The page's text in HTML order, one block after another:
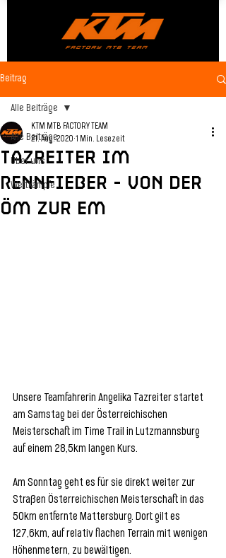
Beitrag
Alle Beiträge
Über uns
Wettkämpfe
Alle Beiträge
Tazreiter im
Rennfieber - Von der
ÖM zur EM
KTM MTB FACTORY TEAM
21. Aug. 2020 1 Min. Lesezeit
Unsere Teamfahrerin Angelika Tazreiter startet
am Samstag bei der Österreichischen
Meisterschaft im Time Trail in Lutzmannsburg
auf einem 28,5km langen Kurs.
Am Sonntag geht es für sie direkt weiter zur
Straßen Österreichischen Meisterschaft in das
50km entfernte Mattersburg. Dort gilt es
127,6km, auf relativ flachen Terrain mit wenigen
Höhenmetern, zu bewältigen.